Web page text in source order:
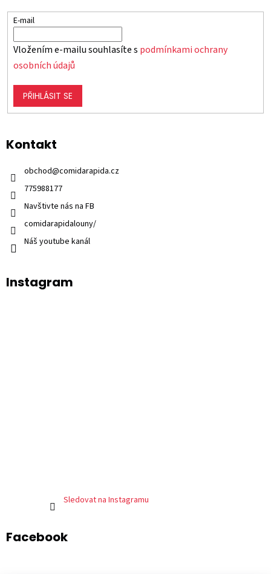
E-mail
Vložením e-mailu souhlasíte s podmínkami ochrany
osobních údajů
PŘIHLÁSIT SE
Kontakt
obchod@comidarapida.cz
775988177
Navštivte nás na FB
comidarapidalouny/
Náš youtube kanál
Instagram
Sledovat na Instagramu
Facebook